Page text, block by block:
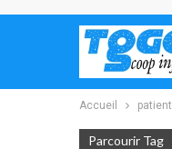
Accueil
Parcourir Tag